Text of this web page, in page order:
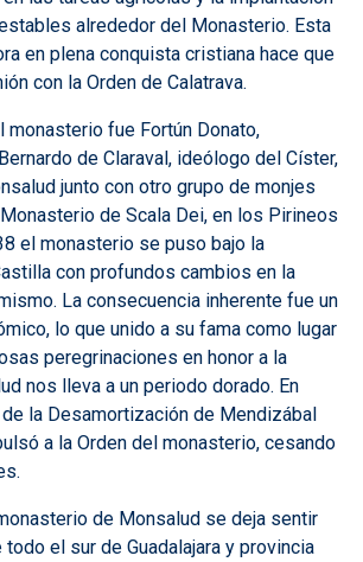
alrededor del Monasterio. Esta
en plena conquista cristiana hace que
con la Orden de Calatrava.
monasterio fue Fortún Donato,
de Claraval, ideólogo del Císter,
junto con otro grupo de monjes
de Scala Dei, en los Pirineos
el monasterio se puso bajo la
con profundos cambios en la
La consecuencia inherente fue un
lo que unido a su fama como lugar
peregrinaciones en honor a la
nos lleva a un periodo dorado. En
la Desamortización de Mendizábal
a la Orden del monasterio, cesando
de Monsalud se deja sentir
el sur de Guadalajara y provincia